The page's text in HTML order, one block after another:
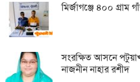
মির্জাগঞ্জে ৪০০
সংরক্ষিত আসনে
নাজনীন নাহার রশীদ